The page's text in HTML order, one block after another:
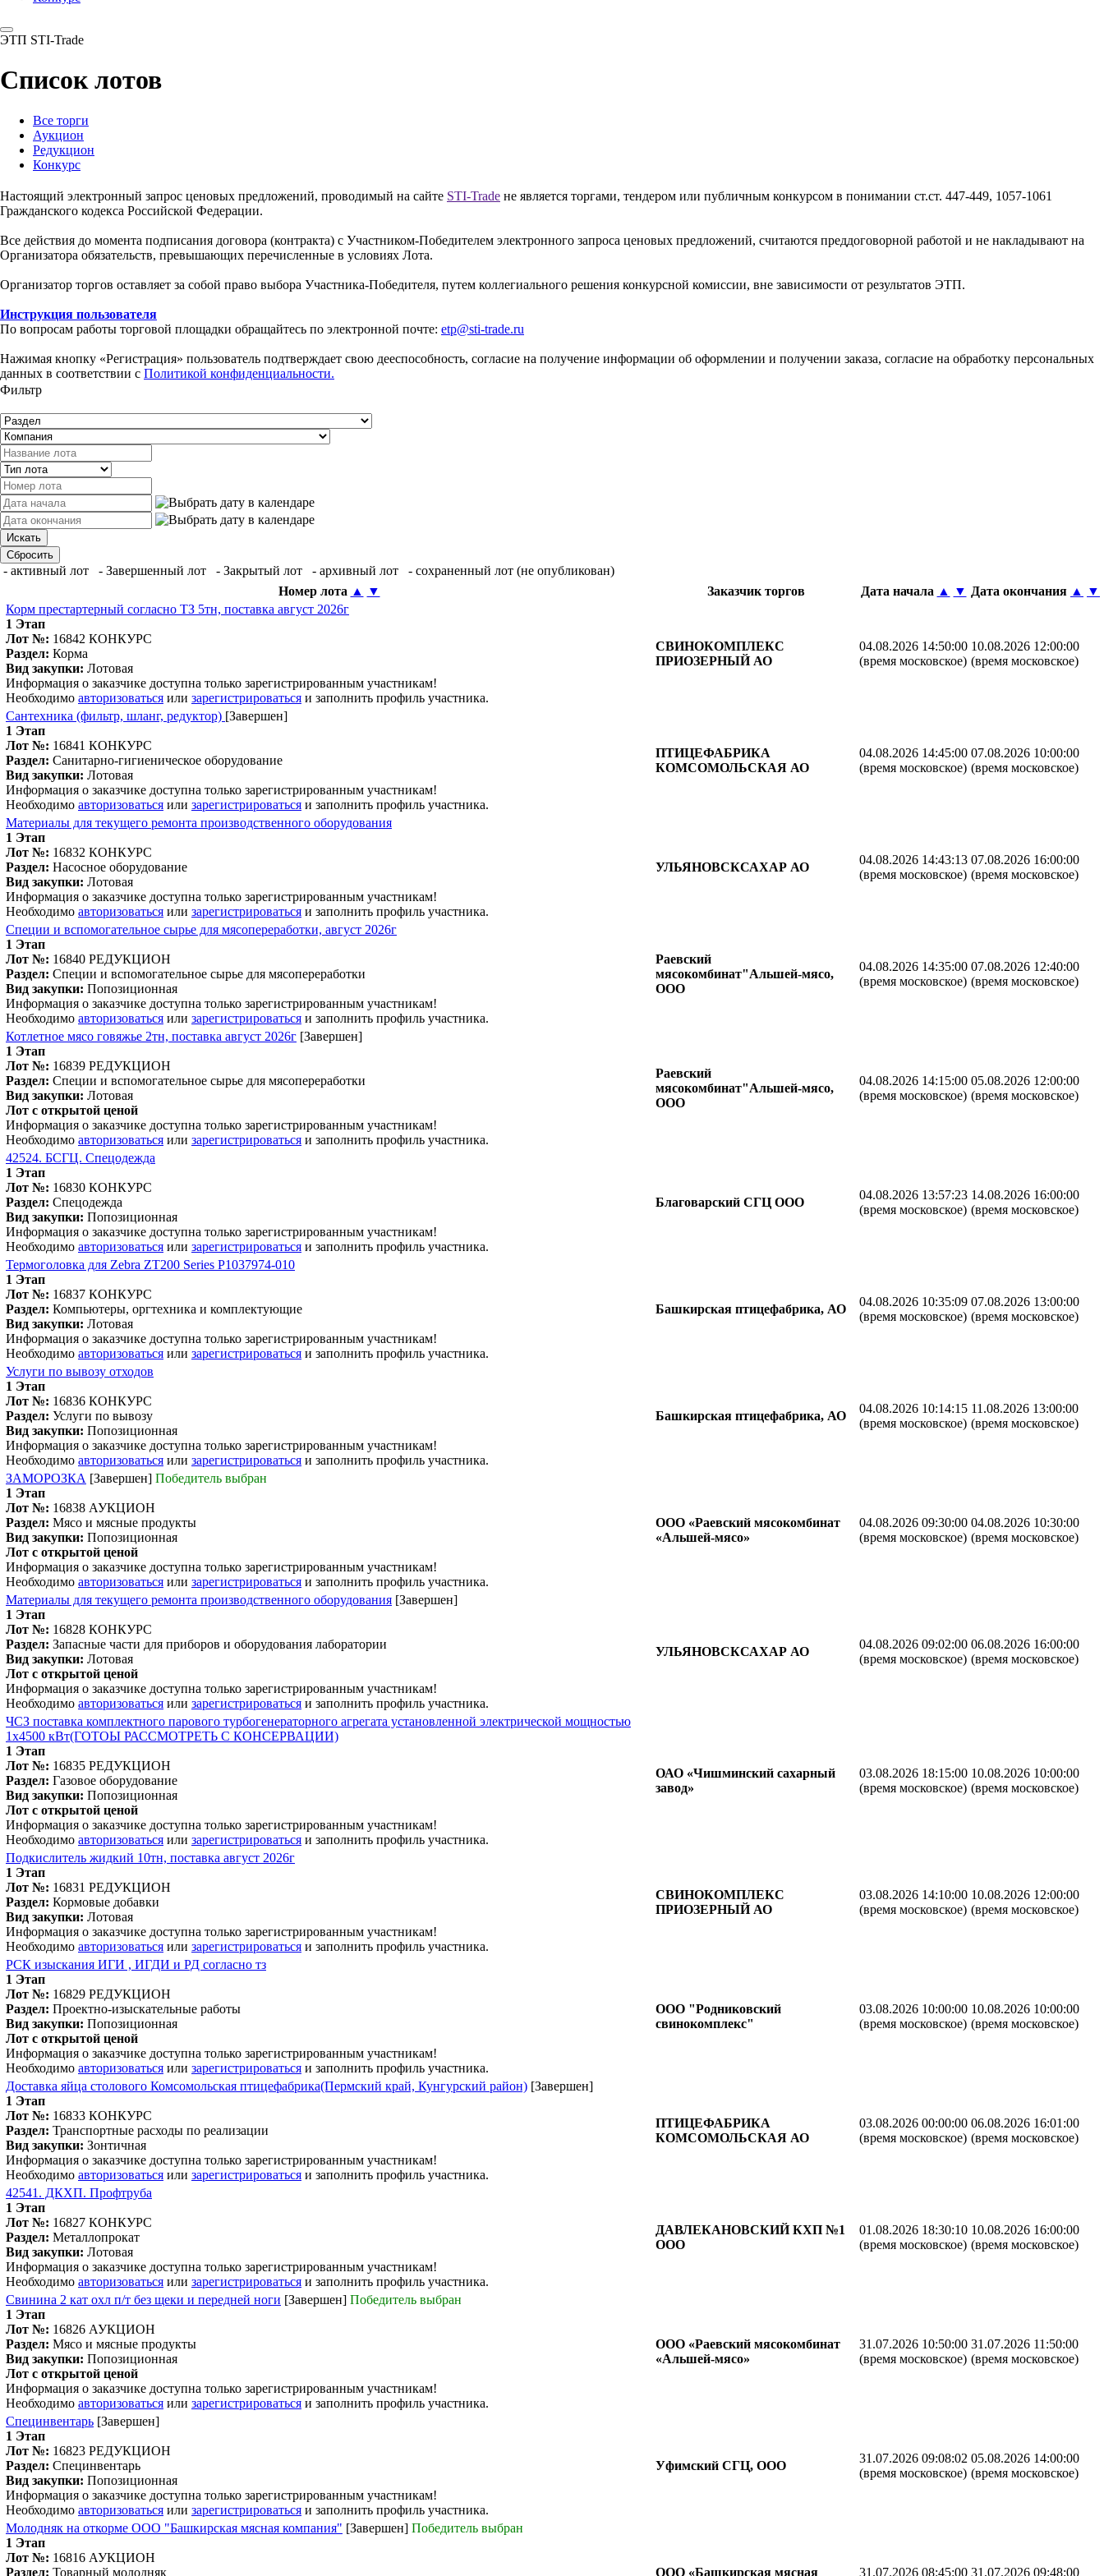
ЭТП STI-Trade
Список лотов
Все торги
Аукцион
Редукцион
Конкурс
Настоящий электронный запрос ценовых предложений, проводимый на сайте STI-Trade не является торгами, тендером или публичным конкурсом в понимании ст.ст. 447-449, 1057-1061
Гражданского кодекса Российской Федерации.
Все действия до момента подписания договора (контракта) с Участником-Победителем электронного запроса ценовых предложений, считаются преддоговорной работой и не накладывают на
Организатора обязательств, превышающих перечисленные в условиях Лота.
Организатор торгов оставляет за собой право выбора Участника-Победителя, путем коллегиального решения конкурсной комиссии, вне зависимости от результатов ЭТП.
Инструкция пользователя
По вопросам работы торговой площадки обращайтесь по электронной почте: etp@sti-trade.ru
Нажимая кнопку «Регистрация» пользователь подтверждает свою дееспособность, согласие на получение информации об оформлении и получении заказа, согласие на обработку персональных
данных в соответствии с Политикой конфиденциальности.
Фильтр
- активный лот - Завершенный лот - Закрытый лот - архивный лот
- сохраненный лот (не опубликован)
Номер лота ▲ ▼ Заказчик торгов Дата начала ▲ ▼ Дата окончания ▲
▼
Корм престартерный согласно ТЗ 5тн, поставка август 2026г
1 Этап
Лот №: 16842 КОНКУРС
Раздел: Корма
Вид закупки: Лотовая
Информация о заказчике доступна только зарегистрированным участникам!
Необходимо авторизоваться или зарегистрироваться и заполнить профиль участника.
СВИНОКОМПЛЕКС
ПРИОЗЕРНЫЙ АО
04.08.2026 14:50:00
(время московское)
10.08.2026 12:00:00
(время московское)
Сантехника (фильтр, шланг, редуктор) [Завершен]
1 Этап
Лот №: 16841 КОНКУРС
Раздел: Санитарно-гигиеническое оборудование
Вид закупки: Лотовая
Информация о заказчике доступна только зарегистрированным участникам!
Необходимо авторизоваться или зарегистрироваться и заполнить профиль участника.
ПТИЦЕФАБРИКА
КОМСОМОЛЬСКАЯ АО
04.08.2026 14:45:00
(время московское)
07.08.2026 10:00:00
(время московское)
Материалы для текущего ремонта производственного оборудования
1 Этап
Лот №: 16832 КОНКУРС
Раздел: Насосное оборудование
Вид закупки: Лотовая
Информация о заказчике доступна только зарегистрированным участникам!
Необходимо авторизоваться или зарегистрироваться и заполнить профиль участника.
УЛЬЯНОВСКСАХАР АО
04.08.2026 14:43:13
(время московское)
07.08.2026 16:00:00
(время московское)
Специи и вспомогательное сырье для мясопереработки, август 2026г
1 Этап
Лот №: 16840 РЕДУКЦИОН
Раздел: Специи и вспомогательное сырье для мясопереработки
Вид закупки: Попозиционная
Информация о заказчике доступна только зарегистрированным участникам!
Необходимо авторизоваться или зарегистрироваться и заполнить профиль участника.
Раевский
мясокомбинат"Альшей-мясо,
ООО
04.08.2026 14:35:00
(время московское)
07.08.2026 12:40:00
(время московское)
Котлетное мясо говяжье 2тн, поставка август 2026г [Завершен]
1 Этап
Лот №: 16839 РЕДУКЦИОН
Раздел: Специи и вспомогательное сырье для мясопереработки
Вид закупки: Лотовая
Лот с открытой ценой
Информация о заказчике доступна только зарегистрированным участникам!
Необходимо авторизоваться или зарегистрироваться и заполнить профиль участника.
Раевский
мясокомбинат"Альшей-мясо,
ООО
04.08.2026 14:15:00
(время московское)
05.08.2026 12:00:00
(время московское)
42524. БСГЦ. Спецодежда
1 Этап
Лот №: 16830 КОНКУРС
Раздел: Спецодежда
Вид закупки: Попозиционная
Информация о заказчике доступна только зарегистрированным участникам!
Необходимо авторизоваться или зарегистрироваться и заполнить профиль участника.
Благоварский СГЦ ООО
04.08.2026 13:57:23
(время московское)
14.08.2026 16:00:00
(время московское)
Термоголовка для Zebra ZT200 Series P1037974-010
1 Этап
Лот №: 16837 КОНКУРС
Раздел: Компьютеры, оргтехника и комплектующие
Вид закупки: Лотовая
Информация о заказчике доступна только зарегистрированным участникам!
Необходимо авторизоваться или зарегистрироваться и заполнить профиль участника.
Башкирская птицефабрика, АО
04.08.2026 10:35:09
(время московское)
07.08.2026 13:00:00
(время московское)
Услуги по вывозу отходов
1 Этап
Лот №: 16836 КОНКУРС
Раздел: Услуги по вывозу
Вид закупки: Попозиционная
Информация о заказчике доступна только зарегистрированным участникам!
Необходимо авторизоваться или зарегистрироваться и заполнить профиль участника.
Башкирская птицефабрика, АО
04.08.2026 10:14:15
(время московское)
11.08.2026 13:00:00
(время московское)
ЗАМОРОЗКА [Завершен] Победитель выбран
1 Этап
Лот №: 16838 АУКЦИОН
Раздел: Мясо и мясные продукты
Вид закупки: Попозиционная
Лот с открытой ценой
Информация о заказчике доступна только зарегистрированным участникам!
Необходимо авторизоваться или зарегистрироваться и заполнить профиль участника.
ООО «Раевский мясокомбинат
«Альшей-мясо»
04.08.2026 09:30:00
(время московское)
04.08.2026 10:30:00
(время московское)
Материалы для текущего ремонта производственного оборудования [Завершен]
1 Этап
Лот №: 16828 КОНКУРС
Раздел: Запасные части для приборов и оборудования лаборатории
Вид закупки: Лотовая
Лот с открытой ценой
Информация о заказчике доступна только зарегистрированным участникам!
Необходимо авторизоваться или зарегистрироваться и заполнить профиль участника.
УЛЬЯНОВСКСАХАР АО
04.08.2026 09:02:00
(время московское)
06.08.2026 16:00:00
(время московское)
ЧСЗ поставка комплектного парового турбогенераторного агрегата установленной электрической мощностью
1х4500 кВт(ГОТОЫ РАССМОТРЕТЬ С КОНСЕРВАЦИИ)
1 Этап
Лот №: 16835 РЕДУКЦИОН
Раздел: Газовое оборудование
Вид закупки: Попозиционная
Лот с открытой ценой
Информация о заказчике доступна только зарегистрированным участникам!
Необходимо авторизоваться или зарегистрироваться и заполнить профиль участника.
ОАО «Чишминский сахарный
завод»
03.08.2026 18:15:00
(время московское)
10.08.2026 10:00:00
(время московское)
Подкислитель жидкий 10тн, поставка август 2026г
1 Этап
Лот №: 16831 РЕДУКЦИОН
Раздел: Кормовые добавки
Вид закупки: Лотовая
Информация о заказчике доступна только зарегистрированным участникам!
Необходимо авторизоваться или зарегистрироваться и заполнить профиль участника.
СВИНОКОМПЛЕКС
ПРИОЗЕРНЫЙ АО
03.08.2026 14:10:00
(время московское)
10.08.2026 12:00:00
(время московское)
РСК изыскания ИГИ , ИГДИ и РД согласно тз
1 Этап
Лот №: 16829 РЕДУКЦИОН
Раздел: Проектно-изыскательные работы
Вид закупки: Попозиционная
Лот с открытой ценой
Информация о заказчике доступна только зарегистрированным участникам!
Необходимо авторизоваться или зарегистрироваться и заполнить профиль участника.
ООО "Родниковский
свинокомплекс"
03.08.2026 10:00:00
(время московское)
10.08.2026 10:00:00
(время московское)
Доставка яйца столового Комсомольская птицефабрика(Пермский край, Кунгурский район) [Завершен]
1 Этап
Лот №: 16833 КОНКУРС
Раздел: Транспортные расходы по реализации
Вид закупки: Зонтичная
Информация о заказчике доступна только зарегистрированным участникам!
Необходимо авторизоваться или зарегистрироваться и заполнить профиль участника.
ПТИЦЕФАБРИКА
КОМСОМОЛЬСКАЯ АО
03.08.2026 00:00:00
(время московское)
06.08.2026 16:01:00
(время московское)
42541. ДКХП. Профтруба
1 Этап
Лот №: 16827 КОНКУРС
Раздел: Металлопрокат
Вид закупки: Лотовая
Информация о заказчике доступна только зарегистрированным участникам!
Необходимо авторизоваться или зарегистрироваться и заполнить профиль участника.
ДАВЛЕКАНОВСКИЙ КХП №1
ООО
01.08.2026 18:30:10
(время московское)
10.08.2026 16:00:00
(время московское)
Свинина 2 кат охл п/т без щеки и передней ноги [Завершен] Победитель выбран
1 Этап
Лот №: 16826 АУКЦИОН
Раздел: Мясо и мясные продукты
Вид закупки: Попозиционная
Лот с открытой ценой
Информация о заказчике доступна только зарегистрированным участникам!
Необходимо авторизоваться или зарегистрироваться и заполнить профиль участника.
ООО «Раевский мясокомбинат
«Альшей-мясо»
31.07.2026 10:50:00
(время московское)
31.07.2026 11:50:00
(время московское)
Специнвентарь [Завершен]
1 Этап
Лот №: 16823 РЕДУКЦИОН
Раздел: Специнвентарь
Вид закупки: Попозиционная
Информация о заказчике доступна только зарегистрированным участникам!
Необходимо авторизоваться или зарегистрироваться и заполнить профиль участника.
Уфимский СГЦ, ООО
31.07.2026 09:08:02
(время московское)
05.08.2026 14:00:00
(время московское)
Молодняк на откорме ООО "Башкирская мясная компания" [Завершен] Победитель выбран
1 Этап
Лот №: 16816 АУКЦИОН
Раздел: Товарный молодняк ООО «Башкирская мясная 31.07.2026 08:45:00 31.07.2026 09:48:00